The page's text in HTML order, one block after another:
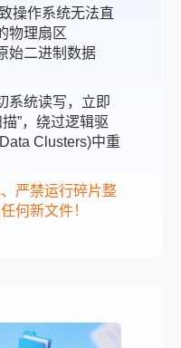
操作系统无法直
物理扇区
始二进制数据
系统读写，立即
”，绕过逻辑驱
Clusters)中重
严禁运行碎片整
何新文件！